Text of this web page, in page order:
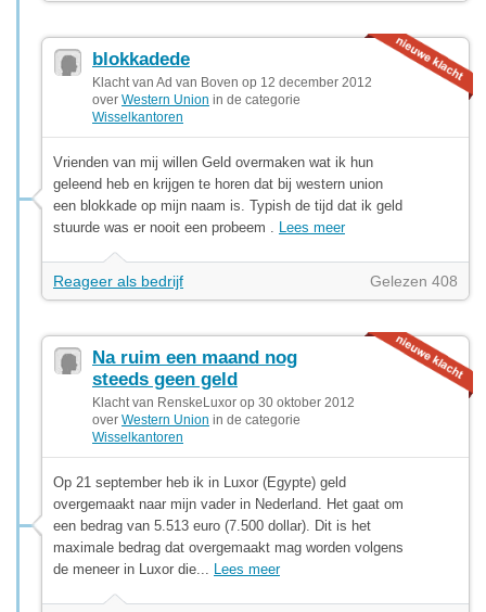
blokkadede
Klacht van Ad van Boven op 12 december 2012
over Western Union in de categorie
Wisselkantoren
Vrienden van mij willen Geld overmaken wat ik hun
geleend heb en krijgen te horen dat bij western union
een blokkade op mijn naam is. Typish de tijd dat ik geld
stuurde was er nooit een probeem . Lees meer
Reageer als bedrijf Gelezen 408
Na ruim een maand nog
steeds geen geld
Klacht van RenskeLuxor op 30 oktober 2012
over Western Union in de categorie
Wisselkantoren
Op 21 september heb ik in Luxor (Egypte) geld
overgemaakt naar mijn vader in Nederland. Het gaat om
een bedrag van 5.513 euro (7.500 dollar). Dit is het
maximale bedrag dat overgemaakt mag worden volgens
de meneer in Luxor die... Lees meer